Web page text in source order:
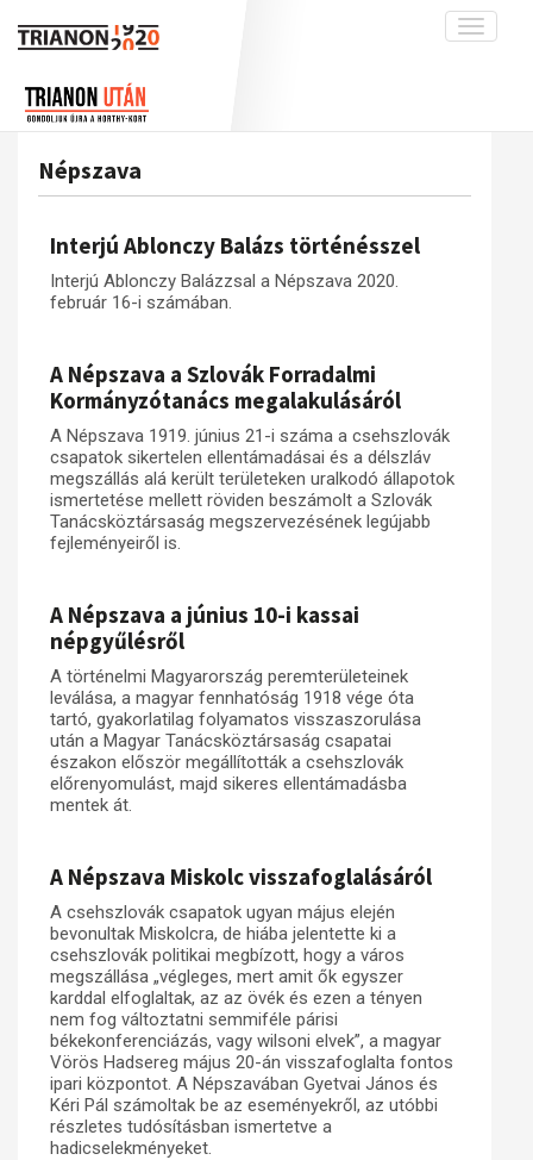
Toggle
A békerendszer megszilárdulása
Utókor és emlékezet
Galéria
Adatbázis
Menekültek
Publikációk
Kapcsolat
Trianon-kommentár
Dokumentumok
A trianoni szerződés
Népszava
Interjú Ablonczy Balázs történésszel
Interjú Ablonczy Balázzsal a Népszava 2020.
február 16-i számában.
A Népszava a Szlovák Forradalmi
Kormányzótanács megalakulásáról
A Népszava 1919. június 21-i száma a csehszlovák
csapatok sikertelen ellentámadásai és a délszláv
megszállás alá került területeken uralkodó állapotok
ismertetése mellett röviden beszámolt a Szlovák
Tanácsköztársaság megszervezésének legújabb
fejleményeiről is.
A Népszava a június 10-i kassai
népgyűlésről
A történelmi Magyarország peremterületeinek
leválása, a magyar fennhatóság 1918 vége óta
tartó, gyakorlatilag folyamatos visszaszorulása
után a Magyar Tanácsköztársaság csapatai
északon először megállították a csehszlovák
előrenyomulást, majd sikeres ellentámadásba
mentek át.
A Népszava Miskolc visszafoglalásáról
A csehszlovák csapatok ugyan május elején
bevonultak Miskolcra, de hiába jelentette ki a
csehszlovák politikai megbízott, hogy a város
megszállása „végleges, mert amit ők egyszer
karddal elfoglaltak, az az övék és ezen a tényen
nem fog változtatni semmiféle párisi
békekonferenciázás, vagy wilsoni elvek”, a magyar
Vörös Hadsereg május 20-án visszafoglalta fontos
ipari központot. A Népszavában Gyetvai János és
Kéri Pál számoltak be az eseményekről, az utóbbi
részletes tudósításban ismertetve a
hadicselekményeket.